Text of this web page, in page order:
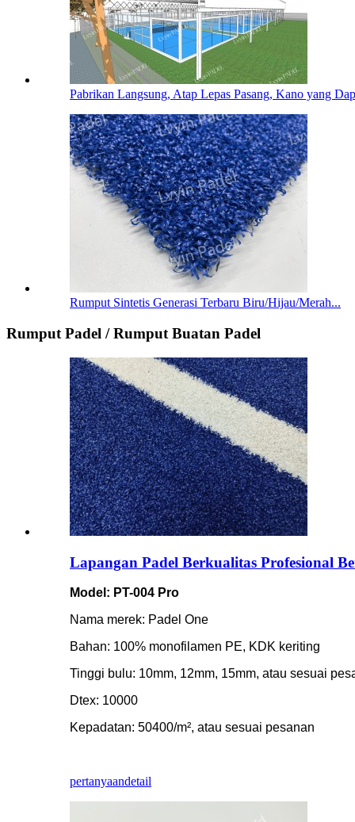
Pabrikan Langsung, Atap Lepas Pasang, Kano yang
Rumput Sintetis Generasi Terbaru Biru/Hijau/Merah...
Rumput Padel / Rumput Buatan Padel
Lapangan Padel Berkualitas Profesional
Model: PT-004 Pro
Nama merek: Padel One
Bahan: 100% monofilamen PE, KDK keriting
Tinggi bulu: 10mm, 12mm, 15mm, atau sesuai
Dtex: 10000
Kepadatan: 50400/m², atau sesuai pesanan
pertanyaandetail